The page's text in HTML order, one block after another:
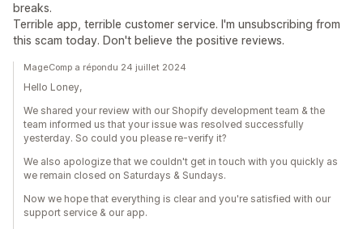
breaks.
Terrible app, terrible customer service. I'm unsubscribing from
this scam today. Don't believe the positive reviews.
MageComp a répondu 24 juillet 2024
Hello Loney,
We shared your review with our Shopify development team & the
team informed us that your issue was resolved successfully
yesterday. So could you please re-verify it?
We also apologize that we couldn't get in touch with you quickly as
we remain closed on Saturdays & Sundays.
Now we hope that everything is clear and you're satisfied with our
support service & our app.